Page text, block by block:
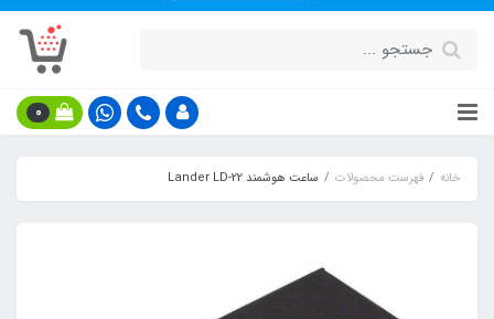
0
خانه فهرست محصولات ساعت هوشمند Lander LD-22